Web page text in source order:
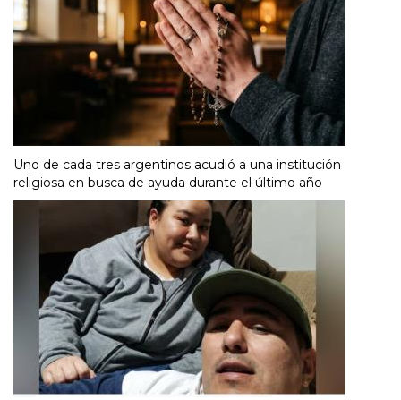
Uno de cada tres argentinos acudió a una institución
religiosa en busca de ayuda durante el último año